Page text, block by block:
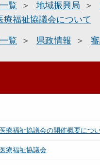
覧 地域振興局
療福祉協議会について
覧 県政情報
療福祉協議会の開催概要につ
療福祉協議会